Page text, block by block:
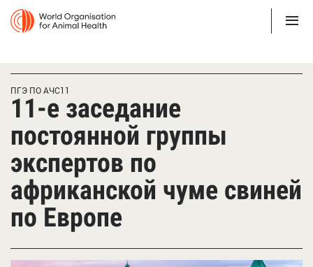
ПГЭ ПО АЧС11
11-е заседание
постоянной группы
экспертов по
африканской чуме свиней
по Европе